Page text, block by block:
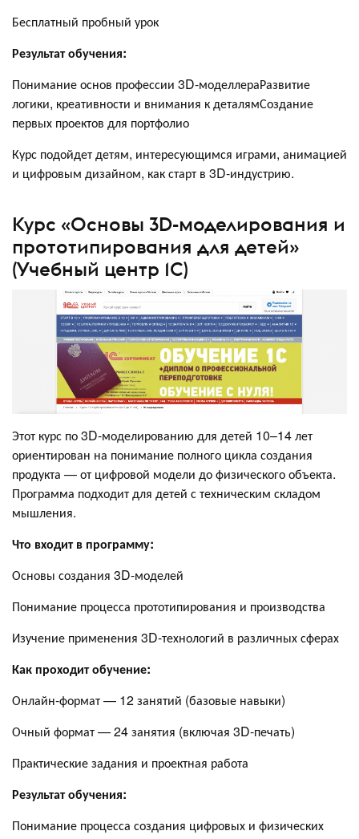
Бесплатный пробный урок
Результат обучения:
Понимание основ профессии 3D-моделлераРазвитие
логики, креативности и внимания к деталямСоздание
первых проектов для портфолио
Курс подойдет детям, интересующимся играми, анимацией
и цифровым дизайном, как старт в 3D-индустрию.
Курс «Основы 3D-моделирования и
прототипирования для детей»
(Учебный центр 1С)
Этот курс по 3D-моделированию для детей 10–14 лет
ориентирован на понимание полного цикла создания
продукта — от цифровой модели до физического объекта.
Программа подходит для детей с техническим складом
мышления.
Что входит в программу:
Основы создания 3D-моделей
Понимание процесса прототипирования и производства
Изучение применения 3D-технологий в различных сферах
Как проходит обучение:
Онлайн-формат — 12 занятий (базовые навыки)
Очный формат — 24 занятия (включая 3D-печать)
Практические задания и проектная работа
Результат обучения:
Понимание процесса создания цифровых и физических